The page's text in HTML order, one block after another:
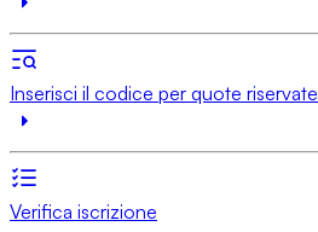
Inserisci il codice per quote riservate
Verifica iscrizione